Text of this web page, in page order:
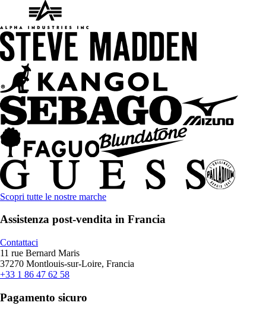
Scopri tutte le nostre marche
Assistenza post-vendita in Francia
Contattaci
11 rue Bernard Maris
37270 Montlouis-sur-Loire, Francia
+33 1 86 47 62 58
Pagamento sicuro